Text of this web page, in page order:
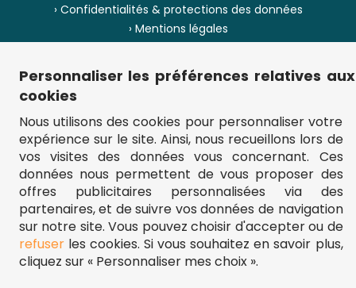
› Confidentialités & protections des données
› Mentions légales
› Paiement
› Pièces de puzzle manquantes ?
› Plan du site
** Frais d'envoi = 6,95 € (France) / gratuit à partir de 45 €.
fou-de-puzzle.com : le site référence pour acheter des puzzles de
qualité à bon prix.
© Fou-de-puzzle.com 2011 - 2026
Personnaliser les préférences relatives aux
cookies
Nous utilisons des cookies pour personnaliser votre
expérience sur le site. Ainsi, nous recueillons lors de
vos visites des données vous concernant. Ces
données nous permettent de vous proposer des
offres publicitaires personnalisées via des
partenaires, et de suivre vos données de navigation
sur notre site. Vous pouvez choisir d'accepter ou de
refuserles cookies. Si vous souhaitez en savoir plus,
cliquez sur « Personnaliser mes choix ».